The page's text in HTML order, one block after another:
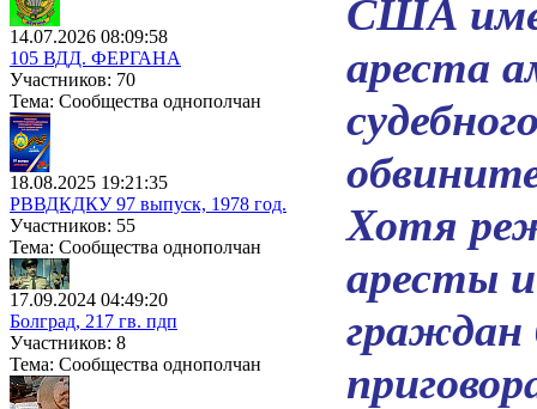
14.07.2026 08:09:58
105 ВДД. ФЕРГАНА
Участников: 70
Тема: Сообщества однополчан
18.08.2025 19:21:35
РВВДКДКУ 97 выпуск, 1978 год.
Участников: 55
Тема: Сообщества однополчан
17.09.2024 04:49:20
Болград, 217 гв. пдп
Участников: 8
Тема: Сообщества однополчан
США
ареста
Хотя
аресты
граждан